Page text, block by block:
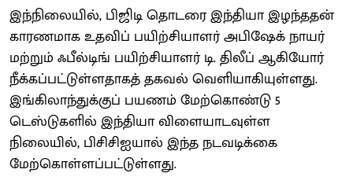
இந்நிலையில், பிஜிடி தொடரை இந்தியா இழந்ததன்
காரணமாக உதவிப் பயிற்சியாளர் அபிஷேக் நாயர்
மற்றும் ஃபீல்டிங் பயிற்சியாளர் டி. திலீப் ஆகியோர்
நீக்கப்பட்டுள்ளதாகத் தகவல் வெளியாகியுள்ளது.
இங்கிலாந்துக்குப் பயணம் மேற்கொண்டு 5
டெஸ்டுகளில் இந்தியா விளையாடவுள்ள
நிலையில், பிசிசிஐயால் இந்த நடவடிக்கை
மேற்கொள்ளப்பட்டுள்ளது.